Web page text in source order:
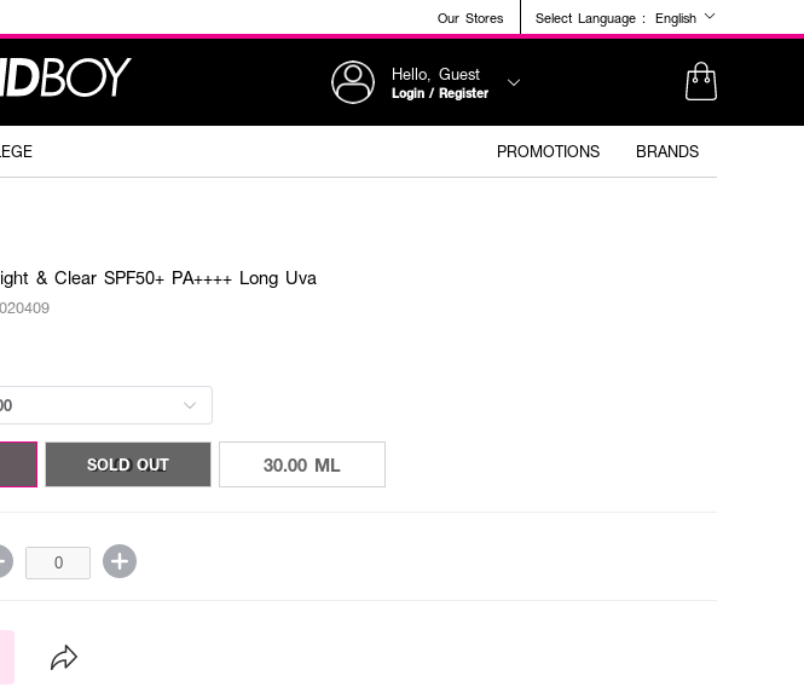
Our Stores Select Language : English
Hello, Guest
Login / Register
PROMOTIONS BRANDS
& Clear SPF50+ PA++++ Long Uva
30.00 ML
SOLD OUT 30.00 ML